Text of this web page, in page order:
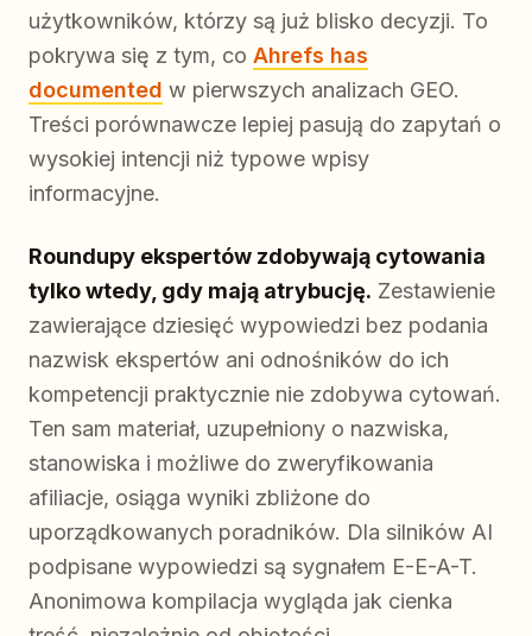
użytkowników, którzy są już blisko decyzji. To
pokrywa się z tym, co Ahrefs has
documented w pierwszych analizach GEO.
Treści porównawcze lepiej pasują do zapytań o
wysokiej intencji niż typowe wpisy
informacyjne.
Roundupy ekspertów zdobywają cytowania
tylko wtedy, gdy mają atrybucję. Zestawienie
zawierające dziesięć wypowiedzi bez podania
nazwisk ekspertów ani odnośników do ich
kompetencji praktycznie nie zdobywa cytowań.
Ten sam materiał, uzupełniony o nazwiska,
stanowiska i możliwe do zweryfikowania
afiliacje, osiąga wyniki zbliżone do
uporządkowanych poradników. Dla silników AI
podpisane wypowiedzi są sygnałem E-E-A-T.
Anonimowa kompilacja wygląda jak cienka